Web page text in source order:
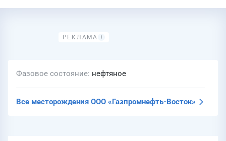
Фазовое состояние нефтяное
Все месторождения ООО «Газпромнефть-Восток»